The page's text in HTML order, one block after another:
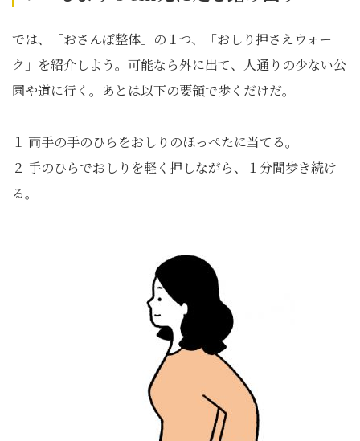
では、「おさんぽ整体」の１つ、「おしり押さえウォー
ク」を紹介しよう。可能なら外に出て、人通りの少ない公
園や道に行く。あとは以下の要領で歩くだけだ。
１ 両手の手のひらをおしりのほっぺたに当てる。
２ 手のひらでおしりを軽く押しながら、１分間歩き続け
る。